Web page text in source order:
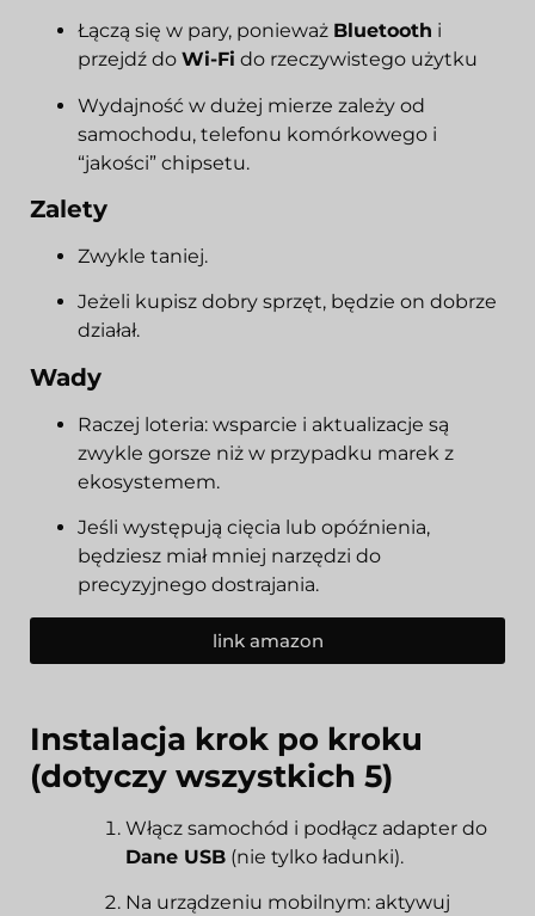
Łączą się w pary, ponieważ Bluetooth i
przejdź do Wi-Fi do rzeczywistego użytku
Wydajność w dużej mierze zależy od
samochodu, telefonu komórkowego i
“jakości” chipsetu.
Zalety
Zwykle taniej.
Jeżeli kupisz dobry sprzęt, będzie on dobrze
działał.
Wady
Raczej loteria: wsparcie i aktualizacje są
zwykle gorsze niż w przypadku marek z
ekosystemem.
Jeśli występują cięcia lub opóźnienia,
będziesz miał mniej narzędzi do
precyzyjnego dostrajania.
link amazon
Instalacja krok po kroku
(dotyczy wszystkich 5)
Włącz samochód i podłącz adapter do
Dane USB (nie tylko ładunki).
Na urządzeniu mobilnym: aktywuj